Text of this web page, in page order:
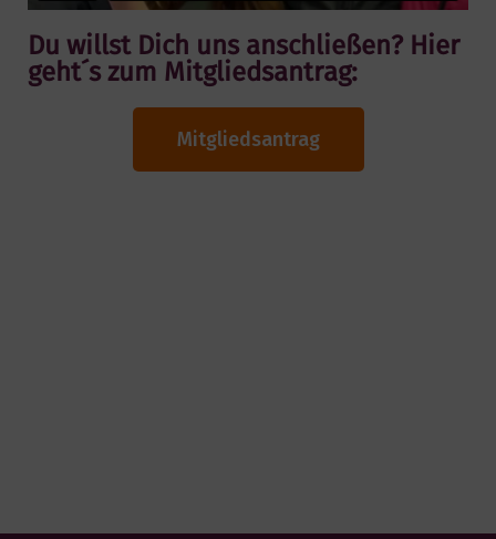
Du willst Dich uns anschließen? Hier
geht´s zum Mitgliedsantrag:
Mitgliedsantrag